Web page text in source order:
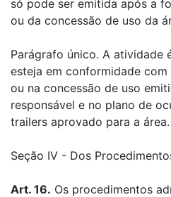
só pode ser emitida após a
ou da concessão de uso da
Parágrafo único. A atividade
esteja em conformidade
ou na concessão de uso
responsável e no plano de
trailers aprovado para a área.
Seção IV - Dos
Art. 16. Os procedimentos